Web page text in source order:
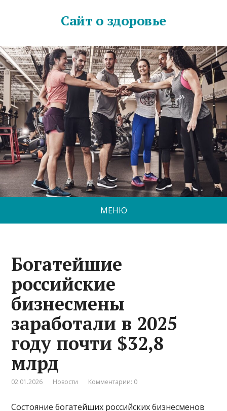
Сайт о здоровье
МЕНЮ
Богатейшие
российские
бизнесмены
заработали в 2025
году почти $32,8
млрд
02.01.2026 Новости Комментарии: 0
Состояние богатейших российских бизнесменов